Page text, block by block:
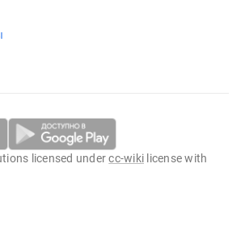
licensed undercc-wiki license with